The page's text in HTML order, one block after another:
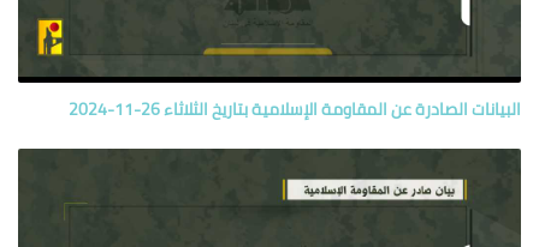
البيانات الصادرة عن المقاومة الإسلامية بتاريخ الثلاثاء 26-11-2024